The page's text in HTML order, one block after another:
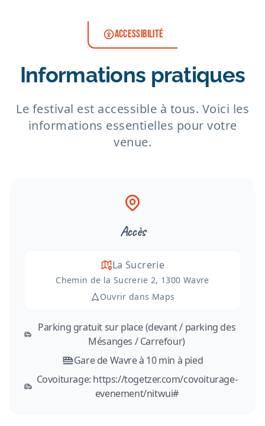
ACCESSIBILITÉ
Informations pratiques
Le festival est accessible à tous. Voici les
informations essentielles pour votre
venue.
Accès
La Sucrerie
Chemin de la Sucrerie 2, 1300 Wavre
Ouvrir dans Maps
Parking gratuit sur place (devant / parking des
Mésanges / Carrefour)
Gare de Wavre à 10 min à pied
Covoiturage: https://togetzer.com/covoiturage-
evenement/nitwui#